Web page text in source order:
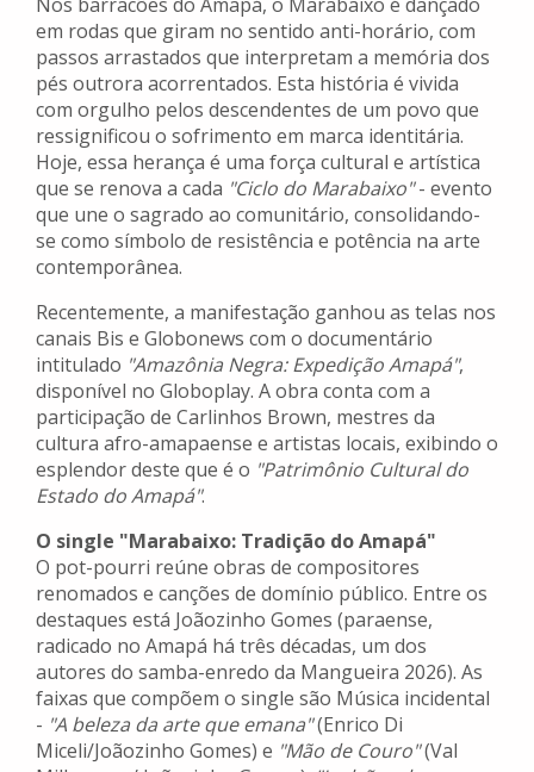
em rodas que giram no sentido anti-horário, com
passos arrastados que interpretam a memória dos
pés outrora acorrentados. Esta história é vivida
com orgulho pelos descendentes de um povo que
ressignificou o sofrimento em marca identitária.
Hoje, essa herança é uma força cultural e artística
que se renova a cada "Ciclo do Marabaixo"- evento
que une o sagrado ao comunitário, consolidando-
se como símbolo de resistência e potência na arte
contemporânea.
Recentemente, a manifestação ganhou as telas nos
canais Bis e Globonews com o documentário
intitulado "Amazônia Negra: Expedição Amapá",
disponível no Globoplay. A obra conta com a
participação de Carlinhos Brown, mestres da
cultura afro-amapaense e artistas locais, exibindo o
esplendor deste que é o "Patrimônio Cultural do
Estado do Amapá".
O single "Marabaixo: Tradição do Amapá"
O pot-pourri reúne obras de compositores
renomados e canções de domínio público. Entre os
destaques está Joãozinho Gomes (paraense,
radicado no Amapá há três décadas, um dos
autores do samba-enredo da Mangueira 2026). As
faixas que compõem o single são Música incidental
- "A beleza da arte que emana"(Enrico Di
Miceli/Joãozinho Gomes) e "Mão de Couro"(Val